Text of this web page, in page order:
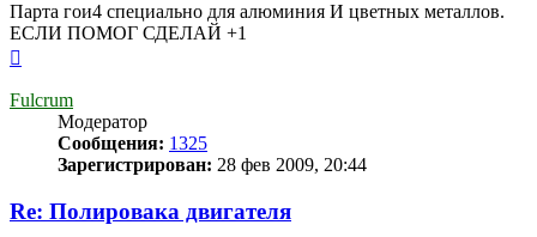
Парта гои4 специально для алюминия И цветных металлов.
ЕСЛИ ПОМОГ СДЕЛАЙ +1
началу
Fulcrum
Модератор
Сообщения: 1325
Зарегистрирован: 28 фев 2009, 20:44
Re: Полировака двигателя